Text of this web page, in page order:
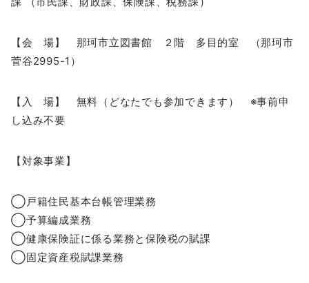
【会 場】 那珂市立図書館 ２階 多目的室 （那珂市
菅谷2995-1）
【入 場】 無料（どなたでも参加できます） ※事前申
し込み不要
【対象事業】
◯戸籍住民基本台帳管理業務
◯予算編成業務
◯健康保険証に係る業務と保険税の賦課
◯固定資産税賦課業務